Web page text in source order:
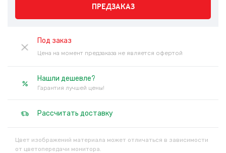
ПРЕДЗАКАЗ
Под заказ
Цена на момент предзаказа не является офертой
Нашли дешевле?
Гарантия лучшей цены!
Рассчитать доставку
Цвет изображений материала может отличаться в зависимости
от цветопередачи монитора.